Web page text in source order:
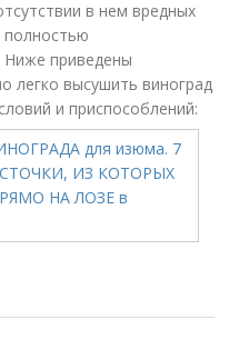
в нем вредных
полностью
Ниже приведены
легко высушить виноград
и приспособлений: